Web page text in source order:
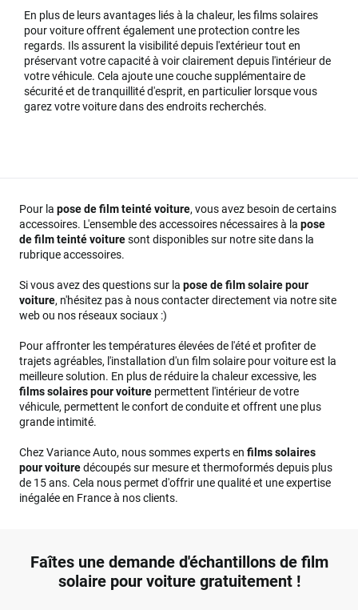
En plus de leurs avantages liés à la chaleur, les films solaires
pour voiture offrent également une protection contre les
regards. Ils assurent la visibilité depuis l'extérieur tout en
préservant votre capacité à voir clairement depuis l'intérieur de
votre véhicule. Cela ajoute une couche supplémentaire de
sécurité et de tranquillité d'esprit, en particulier lorsque vous
garez votre voiture dans des endroits recherchés.
Pour la pose de film teinté voiture, vous avez besoin de certains
accessoires. L'ensemble des accessoires nécessaires à la pose
de film teinté voituresont disponibles sur notre site dans la
rubrique accessoires.
Si vous avez des questions sur la pose de film solaire pour
voiture, n'hésitez pas à nous contacter directement via notre site
web ou nos réseaux sociaux :)
Pour affronter les températures élevées de l'été et profiter de
trajets agréables, l'installation d'un film solaire pour voiture est la
meilleure solution. En plus de réduire la chaleur excessive, les
films solaires pour voiture permettent l'intérieur de votre
véhicule, permettent le confort de conduite et offrent une plus
grande intimité.
Chez Variance Auto, nous sommes experts en films solaires
pour voituredécoupés sur mesure et thermoformés depuis plus
de 15 ans. Cela nous permet d'offrir une qualité et une expertise
inégalée en France à nos clients.
Faîtes une demande d'échantillons de film
solaire pour voiture gratuitement !